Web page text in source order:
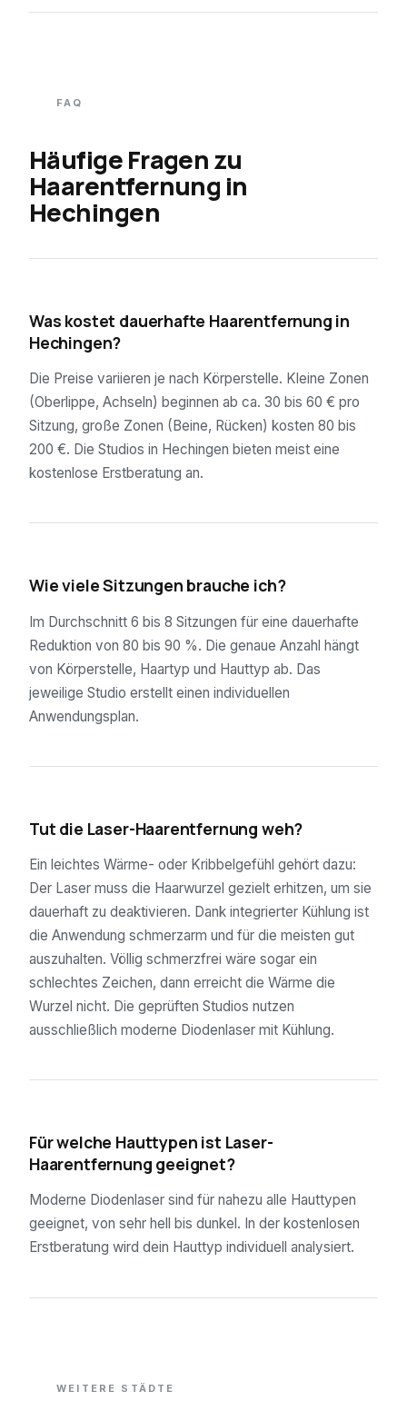
FAQ
Häufige Fragen zu
Haarentfernung in
Hechingen
Was kostet dauerhafte Haarentfernung in
Hechingen?
Die Preise variieren je nach Körperstelle. Kleine Zonen
(Oberlippe, Achseln) beginnen ab ca. 30 bis 60 € pro
Sitzung, große Zonen (Beine, Rücken) kosten 80 bis
200 €. Die Studios in Hechingen bieten meist eine
kostenlose Erstberatung an.
Wie viele Sitzungen brauche ich?
Im Durchschnitt 6 bis 8 Sitzungen für eine dauerhafte
Reduktion von 80 bis 90 %. Die genaue Anzahl hängt
von Körperstelle, Haartyp und Hauttyp ab. Das
jeweilige Studio erstellt einen individuellen
Anwendungsplan.
Tut die Laser-Haarentfernung weh?
Ein leichtes Wärme- oder Kribbelgefühl gehört dazu:
Der Laser muss die Haarwurzel gezielt erhitzen, um sie
dauerhaft zu deaktivieren. Dank integrierter Kühlung ist
die Anwendung schmerzarm und für die meisten gut
auszuhalten. Völlig schmerzfrei wäre sogar ein
schlechtes Zeichen, dann erreicht die Wärme die
Wurzel nicht. Die geprüften Studios nutzen
ausschließlich moderne Diodenlaser mit Kühlung.
Für welche Hauttypen ist Laser-
Haarentfernung geeignet?
Moderne Diodenlaser sind für nahezu alle Hauttypen
geeignet, von sehr hell bis dunkel. In der kostenlosen
Erstberatung wird dein Hauttyp individuell analysiert.
WEITERE STÄDTE